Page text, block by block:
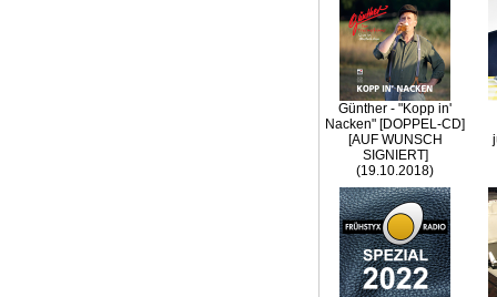
Günther - "Kopp in'
Nacken" [DOPPEL-CD]
[AUF WUNSCH
SIGNIERT]
(19.10.2018)